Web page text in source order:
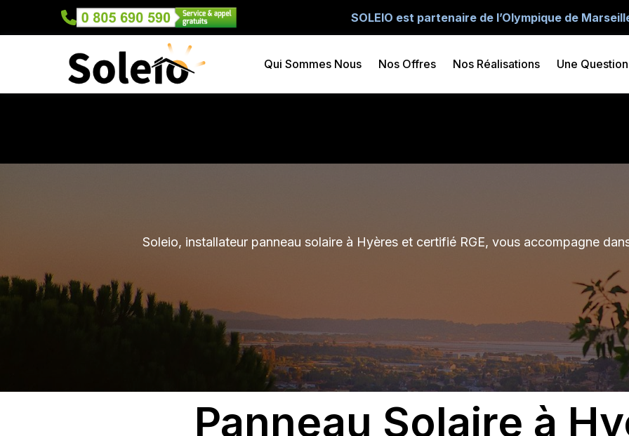
SOLEIO est partenaire de l’Olympique de
Qui Sommes Nous Nos Offres Nos Réalisations Une
Soleio, installateur panneau solaire à Hyères et certifié RGE, vous accompagne
Panneau Solaire à